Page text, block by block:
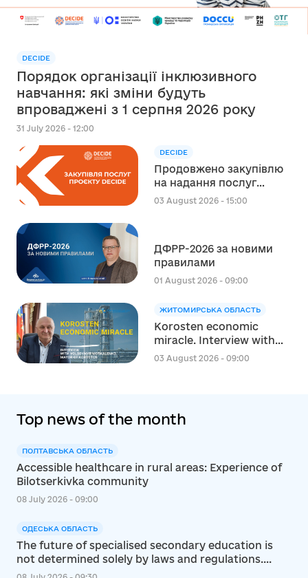
DECIDE
Порядок організації інклюзивного
навчання: які зміни будуть
впроваджені з 1 серпня 2026 року
31 July 2026 - 12:00
DECIDE
Продовжено закупівлю
на надання послуг
експерта зі
в сфері освіти в межах
реалізації Швейцарсько-
українського Проєкту
03 August 2026 - 15:00
ДФРР-2026 за новими
правилами
01 August 2026 - 09:00
ЖИТОМИРСЬКА ОБЛАСТЬ
Korosten economic
miracle. Interview with
Volodymyr Moskalenko,
03 August 2026 - 09:00
Top news of the month
ПОЛТАВСЬКА ОБЛАСТЬ
Accessible healthcare in rural areas: Experience of
Bilotserkivka community
08 July 2026 - 09:00
ОДЕСЬКА ОБЛАСТЬ
The future of specialised secondary education is
not determined solely by laws and regulations....